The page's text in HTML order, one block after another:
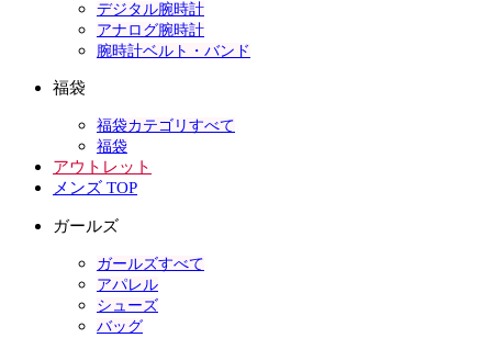
デジタル腕時計
アナログ腕時計
腕時計ベルト・バンド
福袋
福袋カテゴリすべて
福袋
アウトレット
メンズ TOP
ガールズ
ガールズすべて
アパレル
シューズ
バッグ